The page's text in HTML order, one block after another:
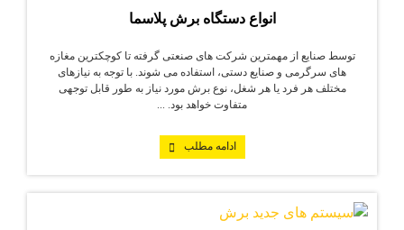
انواع دستگاه برش پلاسما
توسط صنایع از مهمترین شرکت های صنعتی گرفته تا کوچکترین مغازه
های سرگرمی و صنایع دستی، استفاده می شوند. با توجه به نیازهای
مختلف هر فرد یا هر شغل، نوع برش مورد نیاز به طور قابل توجهی
متفاوت خواهد بود. ...
ادامه مطلب